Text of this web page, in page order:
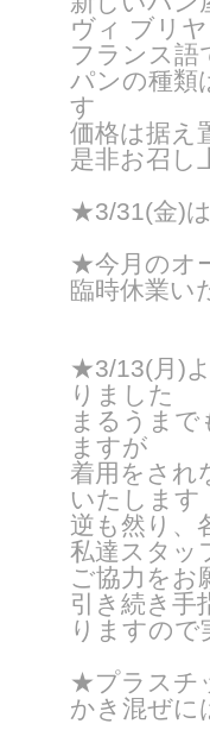
ヴィ ブリ
フランス語
パンの種類
す
価格は据え
是非お召し
★3/31(金)
★今月のオ
臨時休業い
★3/13(月)
りました
まるうまで
ますが
着用をされ
いたします
逆も然り、
私達スタッ
ご協力をお
引き続き手
りますの
★プラスチ
かき混ぜに